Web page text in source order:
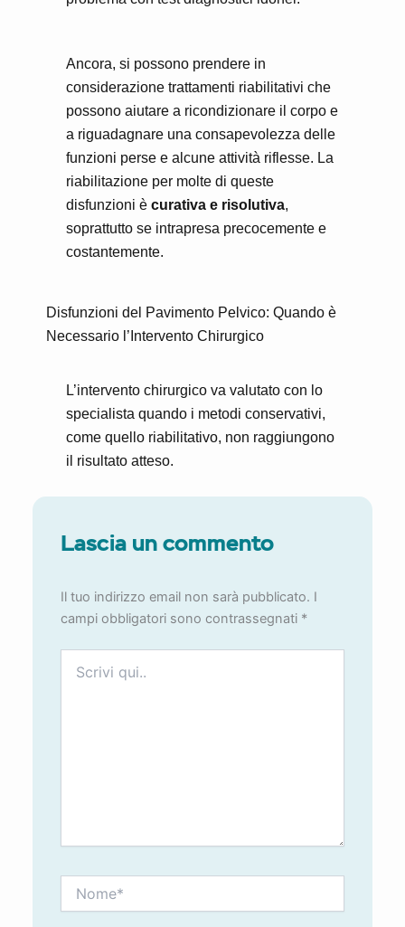
Ancora, si possono prendere in
considerazione trattamenti riabilitativi che
possono aiutare a ricondizionare il corpo e
a riguadagnare una consapevolezza delle
funzioni perse e alcune attività riflesse. La
riabilitazione per molte di queste
disfunzioni ècurativa e risolutiva,
soprattutto se intrapresa precocemente e
costantemente.
Disfunzioni del Pavimento Pelvico: Quando è
Necessario l’Intervento Chirurgico
L’intervento chirurgico va valutato con lo
specialista quando i metodi conservativi,
come quello riabilitativo, non raggiungono
il risultato atteso.
Lascia un commento
Il tuo indirizzo email non sarà pubblicato. I
campi obbligatori sono contrassegnati *
qui..